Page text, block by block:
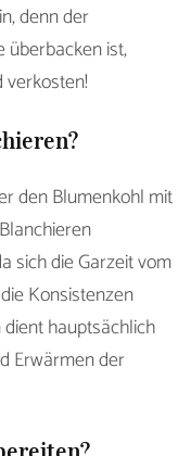
denn der
überbacken ist,
den Blumenkohl mit
sich die Garzeit vom
Konsistenzen
hauptsächlich
Erwärmen der